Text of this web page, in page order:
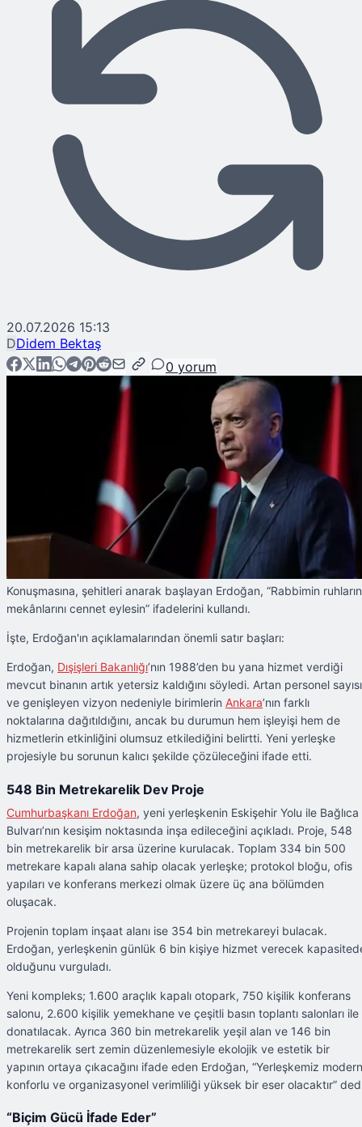
20.07.2026 15:13
DDidem Bektaş
0 yorum
Konuşmasına, şehitleri anarak başlayan Erdoğan, “Rabbimin
mekânlarını cennet eylesin” ifadelerini kullandı.
İşte, Erdoğan'ın açıklamalarından önemli satır başları:
Erdoğan, Dışişleri Bakanlığı’nın 1988’den bu yana hizmet verdiği
mevcut binanın artık yetersiz kaldığını söyledi. Artan personel sayısı
ve genişleyen vizyon nedeniyle birimlerin Ankara’nın farklı
noktalarına dağıtıldığını, ancak bu durumun hem işleyişi hem de
hizmetlerin etkinliğini olumsuz etkilediğini belirtti. Yeni yerleşke
projesiyle bu sorunun kalıcı şekilde çözüleceğini ifade etti.
548 Bin Metrekarelik Dev Proje
Cumhurbaşkanı Erdoğan, yeni yerleşkenin Eskişehir Yolu ile Bağlıca
Bulvarı’nın kesişim noktasında inşa edileceğini açıkladı. Proje, 548
bin metrekarelik bir arsa üzerine kurulacak. Toplam 334 bin 500
metrekare kapalı alana sahip olacak yerleşke; protokol bloğu, ofis
yapıları ve konferans merkezi olmak üzere üç ana bölümden
oluşacak.
Projenin toplam inşaat alanı ise 354 bin metrekareyi bulacak.
Erdoğan, yerleşkenin günlük 6 bin kişiye hizmet verecek
olduğunu vurguladı.
Yeni kompleks; 1.600 araçlık kapalı otopark, 750 kişilik konferans
salonu, 2.600 kişilik yemekhane ve çeşitli basın toplantı salonları ile
donatılacak. Ayrıca 360 bin metrekarelik yeşil alan ve 146 bin
metrekarelik sert zemin düzenlemesiyle ekolojik ve estetik bir
yapının ortaya çıkacağını ifade eden Erdoğan, “Yerleşkemiz
konforlu ve organizasyonel verimliliği yüksek bir eser olacaktır”
“Biçim Gücü İfade Eder”